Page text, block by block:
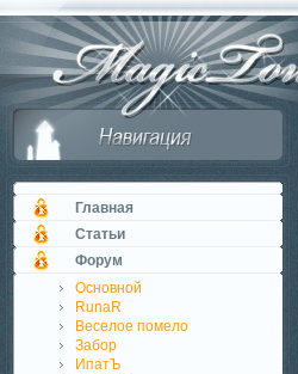
Главная
Статьи
Форум
Основной
RunaR
Веселое помело
Забор
ИпатЪ